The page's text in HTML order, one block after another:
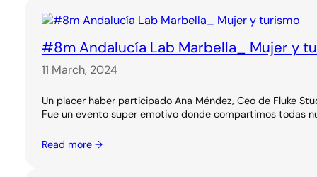
#8m Andalucía Lab Marbella_ Mujer y
11 March, 2024
Un placer haber participado Ana Méndez, Ceo de Fluke
Fue un evento super emotivo donde compartimos todas
Read more →